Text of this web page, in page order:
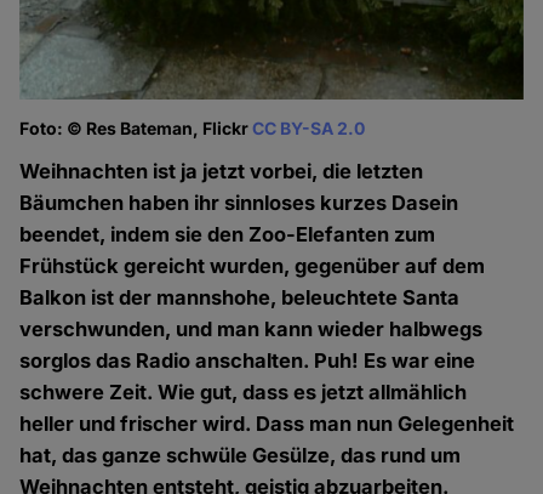
Foto: © Res Bateman, FlickrCC BY-SA 2.0
Weihnachten ist ja jetzt vorbei, die letzten
Bäumchen haben ihr sinnloses kurzes Dasein
beendet, indem sie den Zoo-Elefanten zum
Frühstück gereicht wurden, gegenüber auf dem
Balkon ist der mannshohe, beleuchtete Santa
verschwunden, und man kann wieder halbwegs
sorglos das Radio anschalten. Puh! Es war eine
schwere Zeit. Wie gut, dass es jetzt allmählich
heller und frischer wird. Dass man nun Gelegenheit
hat, das ganze schwüle Gesülze, das rund um
Weihnachten entsteht, geistig abzuarbeiten.